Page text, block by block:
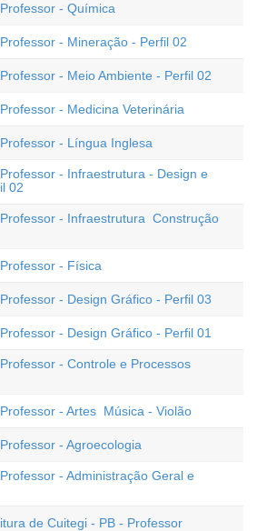
- Química
- Mineração - Perfil 02
- Meio Ambiente - Perfil 02
- Medicina Veterinária
- Língua Inglesa
- Infraestrutura - Design e
02
- Infraestrutura  Construção
- Física
- Design Gráfico - Perfil 03
- Design Gráfico - Perfil 01
- Controle e Processos
- Artes  Música - Violão
- Agroecologia
- Administração Geral e
de Cuitegi - PB - Professor